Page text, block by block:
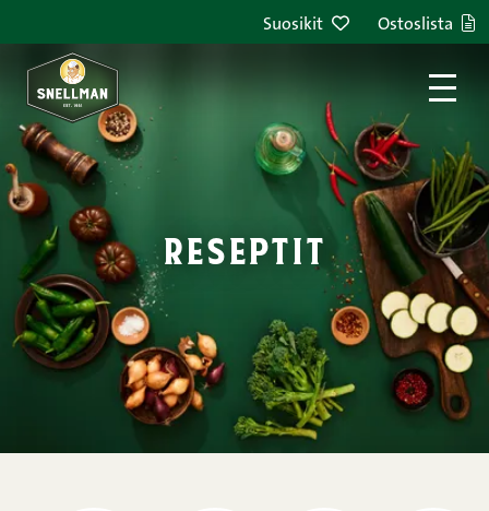
Suosikit Ostoslista
reseptit